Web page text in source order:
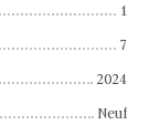
1
7
2024
Neuf